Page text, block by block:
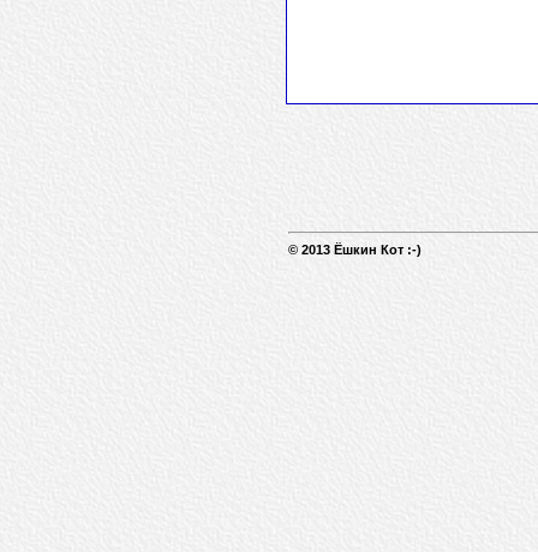
© 2013 Ёшкин Кот :-)